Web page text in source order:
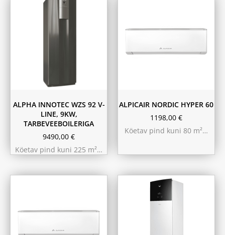
ALPHA INNOTEC WZS 92 V-
LINE, 9KW,
TARBEVEEBOILERIGA
9490,00 €
Köetav pind kuni 225 m²…
ALPICAIR NORDIC HYPER 60
1198,00 €
Köetav pind kuni 80 m²…